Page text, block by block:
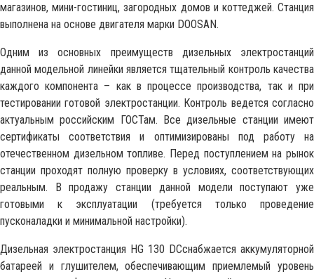
магазинов, мини-гостиниц, загородных домов и коттеджей. Станция
выполнена на основе двигателя марки DOOSAN.
Одним из основных преимуществ дизельных электростанций
данной модельной линейки является тщательный контроль качества
каждого компонента – как в процессе производства, так и при
тестировании готовой электростанции. Контроль ведется согласно
актуальным российским ГОСТам. Все дизельные станции имеют
сертификаты соответствия и оптимизированы под работу на
отечественном дизельном топливе. Перед поступлением на рынок
станции проходят полную проверку в условиях, соответствующих
реальным. В продажу станции данной модели поступают уже
готовыми к эксплуатации (требуется только проведение
пусконаладки и минимальной настройки).
Дизельная электростанция HG 130 DCснабжается аккумуляторной
батареей и глушителем, обеспечивающим приемлемый уровень